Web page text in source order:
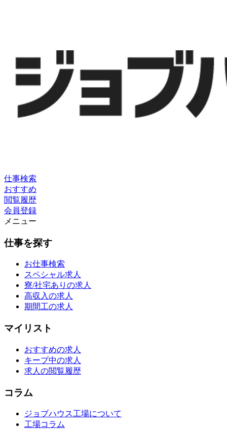
仕事検索
おすすめ
閲覧履歴
会員登録
メニュー
仕事を探す
お仕事検索
スペシャル求人
寮/社宅ありの求人
高収入の求人
期間工の求人
マイリスト
おすすめの求人
キープ中の求人
求人の閲覧履歴
コラム
ジョブハウス工場について
工場コラム